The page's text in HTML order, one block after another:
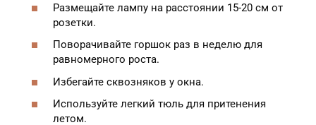
Размещайте лампу на расстоянии 15-20 см от
розетки.
Поворачивайте горшок раз в неделю для
равномерного роста.
Избегайте сквозняков у окна.
Используйте легкий тюль для притенения
летом.